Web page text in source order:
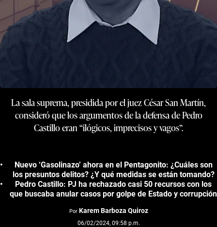
La sala suprema, presidida por el juez César San Martín,
consideró que los argumentos de la defensa de Pedro
Castillo eran “ilógicos, imprecisos y vagos”.
Nuevo ‘Gasolinazo’ ahora en el Pentagonito: ¿Cuáles son
los presuntos delitos? ¿Y qué medidas se están tomando?
Pedro Castillo: PJ ha rechazado casi 50 recursos con los
que buscaba anular casos por golpe de Estado y corrupción
Por Karem Barboza Quiroz
06/02/2024, 09:58 p.m.